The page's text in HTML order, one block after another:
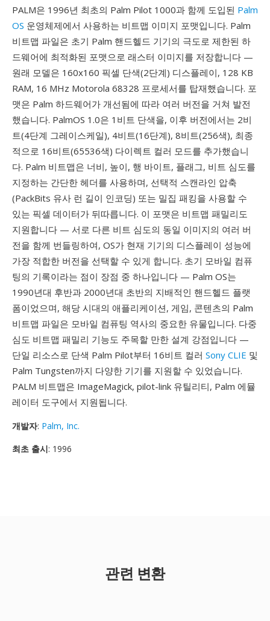
PALM은 1996년 최초의 Palm Pilot 1000과 함께 도입된 Palm
OS 운영체제에서 사용하는 비트맵 이미지 포맷입니다. Palm
비트맵 파일은 초기 Palm 핸드헬드 기기의 극도로 제한된 하
드웨어에 최적화된 포맷으로 래스터 이미지를 저장합니다 —
원래 모델은 160x160 픽셀 단색(2단계) 디스플레이, 128 KB
RAM, 16 MHz Motorola 68328 프로세서를 탑재했습니다. 포
맷은 Palm 하드웨어가 개선됨에 따라 여러 버전을 거쳐 발전
했습니다. PalmOS 1.0은 1비트 단색을, 이후 버전에서는 2비
트(4단계 그레이스케일), 4비트(16단계), 8비트(256색), 최종
적으로 16비트(65536색) 다이렉트 컬러 모드를 추가했습니
다. Palm 비트맵은 너비, 높이, 행 바이트, 플래그, 비트 심도를
지정하는 간단한 헤더를 사용하며, 선택적 스캔라인 압축
(PackBits 유사 런 길이 인코딩) 또는 밀집 패킹을 사용할 수
있는 픽셀 데이터가 뒤따릅니다. 이 포맷은 비트맵 패밀리도
지원합니다 — 서로 다른 비트 심도의 동일 이미지의 여러 버
전을 함께 번들링하여, OS가 현재 기기의 디스플레이 성능에
가장 적합한 버전을 선택할 수 있게 합니다. 초기 모바일 컴퓨
팅의 기록이라는 점이 장점 중 하나입니다 — Palm OS는
1990년대 후반과 2000년대 초반의 지배적인 핸드헬드 플랫
폼이었으며, 해당 시대의 애플리케이션, 게임, 콘텐츠의 Palm
비트맵 파일은 모바일 컴퓨팅 역사의 중요한 유물입니다. 다중
심도 비트맵 패밀리 기능도 주목할 만한 설계 강점입니다 —
단일 리소스로 단색 Palm Pilot부터 16비트 컬러 Sony CLIE 및
Palm Tungsten까지 다양한 기기를 지원할 수 있었습니다.
PALM 비트맵은 ImageMagick, pilot-link 유틸리티, Palm 에뮬
레이터 도구에서 지원됩니다.
개발자: Palm, Inc.
최초 출시: 1996
관련 변환